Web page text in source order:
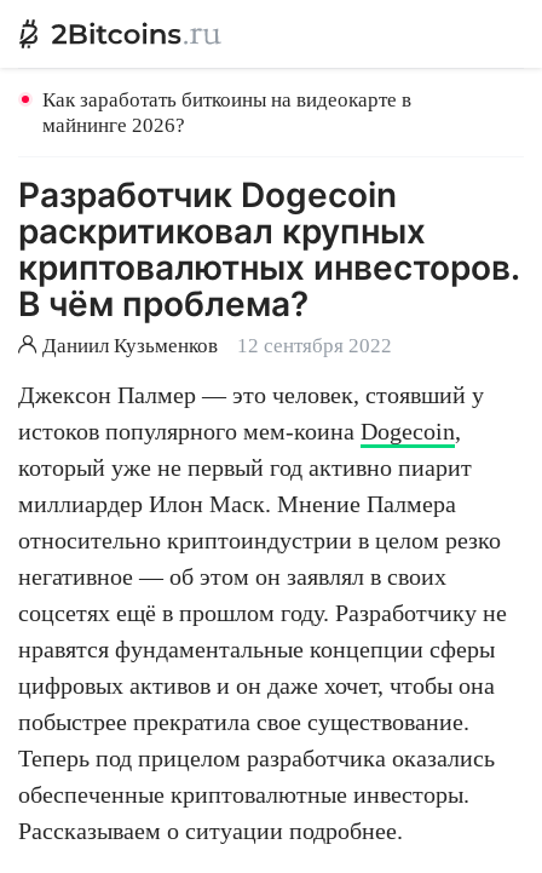
Как заработать биткоины на видеокарте в
майнинге 2026?
Разработчик Dogecoin
раскритиковал крупных
криптовалютных инвесторов.
В чём проблема?
Даниил Кузьменков 12 сентября 2022
Джексон Палмер — это человек, стоявший у
истоков популярного мем-коина Dogecoin,
который уже не первый год активно пиарит
миллиардер Илон Маск. Мнение Палмера
относительно криптоиндустрии в целом резко
негативное — об этом он заявлял в своих
соцсетях ещё в прошлом году. Разработчику не
нравятся фундаментальные концепции сферы
цифровых активов и он даже хочет, чтобы она
побыстрее прекратила свое существование.
Теперь под прицелом разработчика оказались
обеспеченные криптовалютные инвесторы.
Рассказываем о ситуации подробнее.